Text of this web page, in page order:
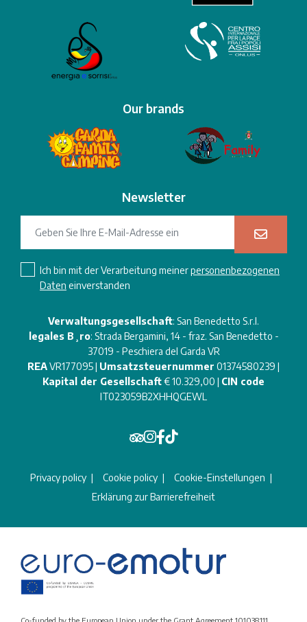
Our brands
Newsletter
Ich bin mit der Verarbeitung meinerpersonenbezogenen
Daten einverstanden
Verwaltungsgesellschaft: San Benedetto S.r.l.
legales B¸ro: Strada Bergamini, 14 - fraz. San Benedetto -
37019 - Peschiera del Garda VR
REAVR177095 | Umsatzsteuernummer 01374580239 |
Kapital der Gesellschaft€ 10.329,00 | CIN code
IT023059B2XHHQGEWL
Privacy policy Cookie policy
Cookie-Einstellungen
Erklärung zur Barrierefreiheit
Co-funded by the European Union under the Grant Agreement 101038111.